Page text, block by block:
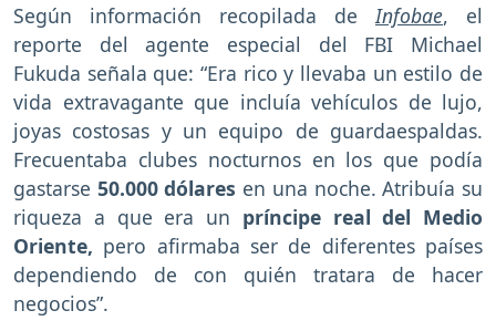
Según información recopilada deInfobae, el
reporte del agente especial del FBI Michael
Fukuda señala que: “Era rico y llevaba un estilo de
vida extravagante que incluía vehículos de lujo,
joyas costosas y un equipo de guardaespaldas.
Frecuentaba clubes nocturnos en los que podía
gastarse 50.000 dólares en una noche. Atribuía su
riqueza a que era un príncipe real del Medio
Oriente, pero afirmaba ser de diferentes países
dependiendo de con quién tratara de hacer
negocios”.